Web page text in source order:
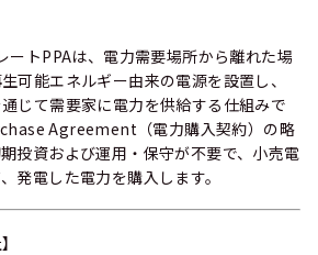
ートPPAは、電力需要場所から離れた場
可能エネルギー由来の電源を設置し、
じて需要家に電力を供給する仕組みで
Agreement（電力購入契約）の略
投資および運用・保守が不要で、小売電
発電した電力を購入します。